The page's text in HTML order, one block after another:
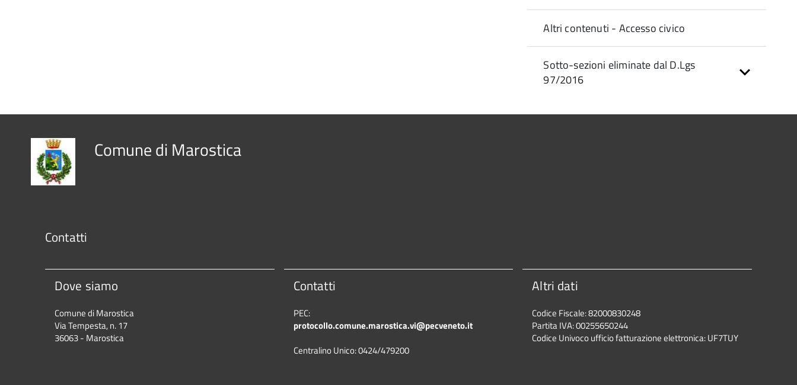
Altri contenuti - Accesso civico
Sotto-sezioni eliminate dal D.Lgs
97/2016
Comune di Marostica
Contatti
Dove siamo
Comune di Marostica
Via Tempesta, n. 17
36063 - Marostica
Contatti
PEC:
protocollo.comune.marostica.vi@pecveneto.it
Centralino Unico: 0424/479200
Altri dati
Codice Fiscale: 82000830248
Partita IVA: 00255650244
Codice Univoco ufficio fatturazione elettronica: UF7TUY